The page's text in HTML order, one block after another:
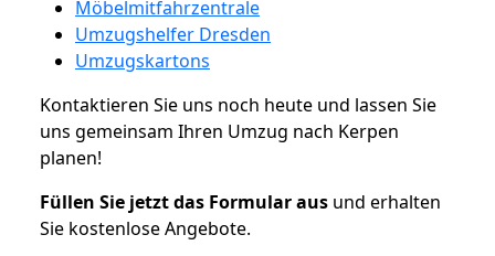
Möbelmitfahrzentrale
Umzugshelfer Dresden
Umzugskartons
Kontaktieren Sie uns noch heute und lassen Sie
uns gemeinsam Ihren Umzug nach Kerpen
planen!
Füllen Sie jetzt das Formular aus und erhalten
Sie kostenlose Angebote.